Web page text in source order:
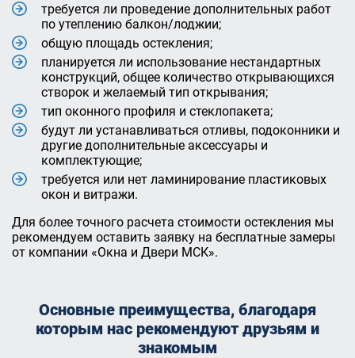
требуется ли проведение дополнительных работ
по утеплению балкон/лоджии;
общую площадь остекления;
планируется ли использование нестандартных
конструкций, общее количество открывающихся
створок и желаемый тип открывания;
тип оконного профиля и стеклопакета;
будут ли устанавливаться отливы, подоконники и
другие дополнительные аксессуары и
комплектующие;
требуется или нет ламинирование пластиковых
окон и витражи.
Для более точного расчета стоимости остекления мы
рекомендуем оставить заявку на бесплатные замеры
от компании «Окна и Двери МСК».
Основные преимущества, благодаря
которым нас рекомендуют друзьям и
знакомым